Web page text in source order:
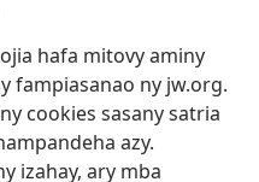
hafa mitovy aminy
fampiasanao ny jw.org.
cookies sasany satria
azy.
izahay, ary mba
Jehovah